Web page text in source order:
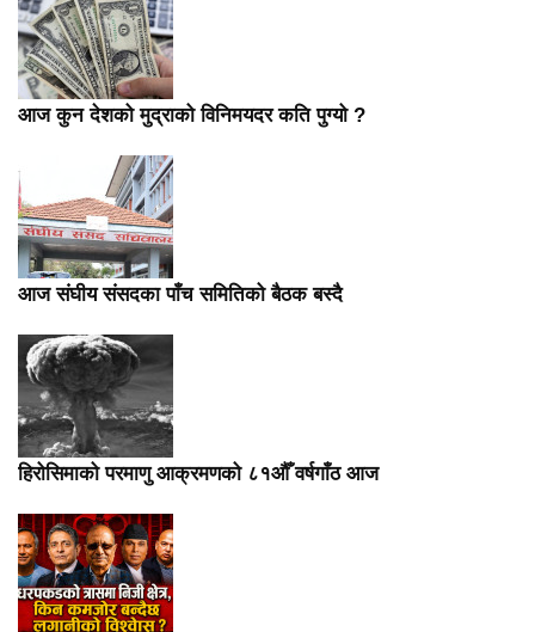
आज कुन देशको मुद्राको विनिमयदर कति पुग्यो ?
आज संघीय संसदका पाँच समितिको बैठक बस्दै
हिरोसिमाको परमाणु आक्रमणको ८१औँ वर्षगाँठ आज